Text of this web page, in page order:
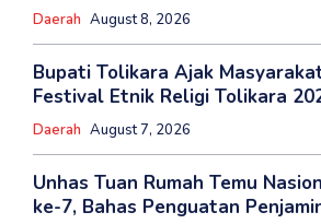
Daerah August 8, 2026
Bupati Tolikara Ajak
Festival Etnik Religi Tolikara
Daerah August 7, 2026
Unhas Tuan Rumah Temu
ke-7, Bahas Penguatan